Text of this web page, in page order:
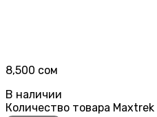
8,500 сом
В наличии
Количество товара Maxtrek